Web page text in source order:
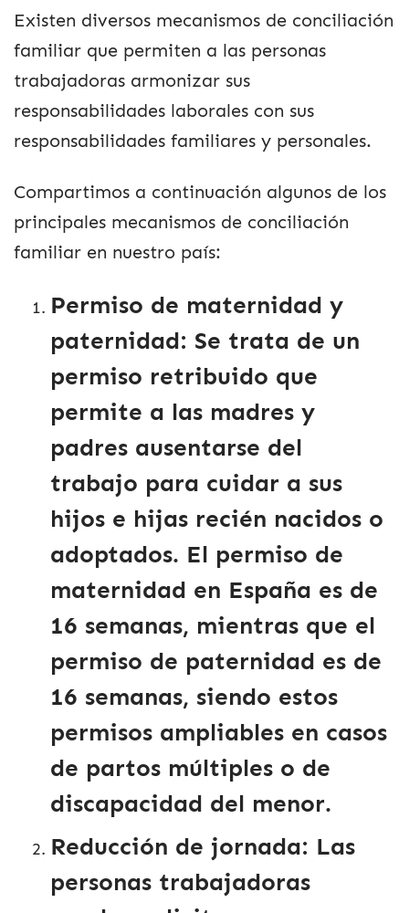
Existen diversos mecanismos de conciliación
familiar que permiten a las personas
trabajadoras armonizar sus
responsabilidades laborales con sus
responsabilidades familiares y personales.
Compartimos a continuación algunos de los
principales mecanismos de conciliación
familiar en nuestro país:
Permiso de maternidad y
paternidad: Se trata de un
permiso retribuido que
permite a las madres y
padres ausentarse del
trabajo para cuidar a sus
hijos e hijas recién nacidos o
adoptados. El permiso de
maternidad en España es de
16 semanas, mientras que el
permiso de paternidad es de
16 semanas, siendo estos
permisos ampliables en casos
de partos múltiples o de
discapacidad del menor.
Reducción de jornada: Las
personas trabajadoras